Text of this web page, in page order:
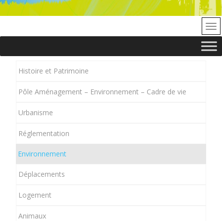
Histoire et Patrimoine
Pôle Aménagement – Environnement – Cadre de vie
Urbanisme
Réglementation
Environnement
Déplacements
Logement
Animaux